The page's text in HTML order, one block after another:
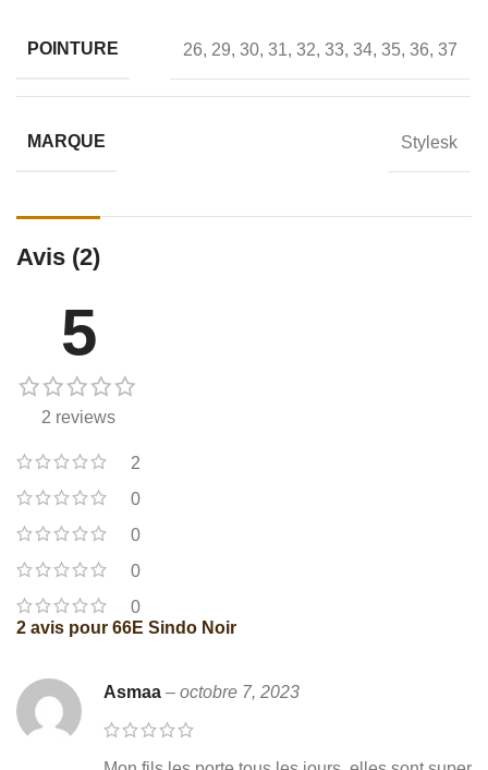
POINTURE 26, 29, 30, 31, 32, 33, 34, 35, 36, 37
MARQUE Stylesk
Avis (2)
5
2 reviews
2
0
0
0
0
2 avis pour 66E Sindo Noir
Asmaa – octobre 7, 2023